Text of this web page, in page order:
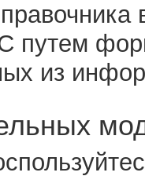
путем
из